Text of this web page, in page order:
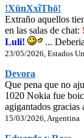
!XünXxîThö!
Extraño aquellos
en las salas de chat:
Luli!
...
23/05/2026, Estados
Devora
Que pena que no
1020 Nokia fue
agigantados gracias
15/03/2026, Argentina